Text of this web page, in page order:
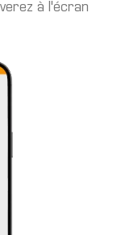
à l'écran